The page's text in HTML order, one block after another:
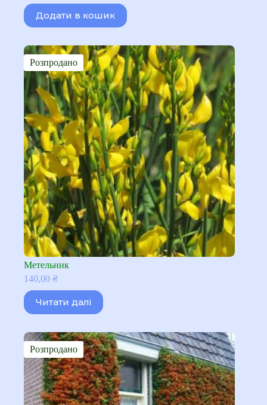
Додати в кошик
Розпродано
Метельник
140,00 ₴
Читати далі
Розпродано